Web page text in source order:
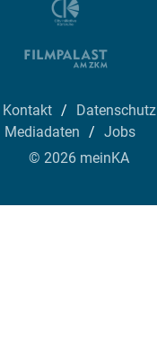
Kontakt Datenschutz
Mediadaten
Jobs
© 2026 meinKA